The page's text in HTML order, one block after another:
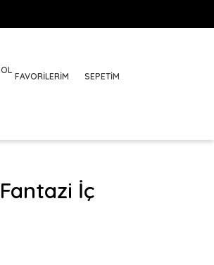
FAVORILERIM SEPETİM
İç